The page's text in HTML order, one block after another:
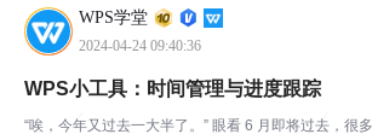
WPS学堂
2024-04-24 09:40:36
WPS小工具：时间管理与进度跟踪
“唉，今年又过去一大半了。” 眼看 6 月即将过去，很